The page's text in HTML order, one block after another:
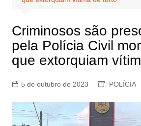
Criminosos são
pela Polícia Civil
que extorquiam
5 de outubro de 2023 POLÍCIA